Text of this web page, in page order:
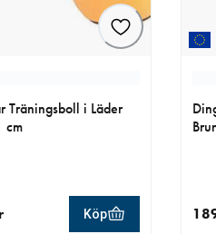
Träningsboll i Läder
cm
Köp